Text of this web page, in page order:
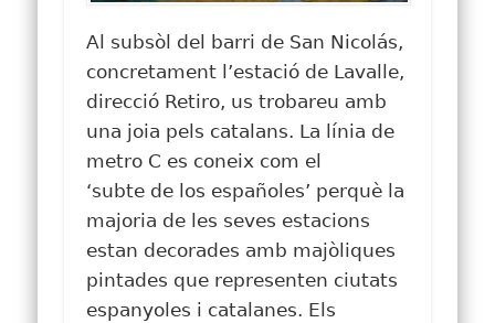
Al subsòl del barri de San Nicolás,
concretament l’estació de Lavalle,
direcció Retiro, us trobareu amb
una joia pels catalans. La línia de
metro C es coneix com el
‘subte de los españoles’ perquè la
majoria de les seves estacions
estan decorades amb majòliques
pintades que representen ciutats
espanyoles i catalanes. Els